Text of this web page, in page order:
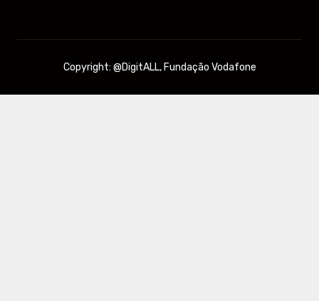
Copyright: @DigitALL, Fundação Vodafone